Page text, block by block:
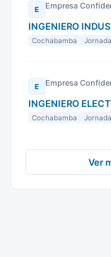
E Empresa
INGENIERO
Cochabamba
E Empresa
INGENIERO
Cochabamba
Ver